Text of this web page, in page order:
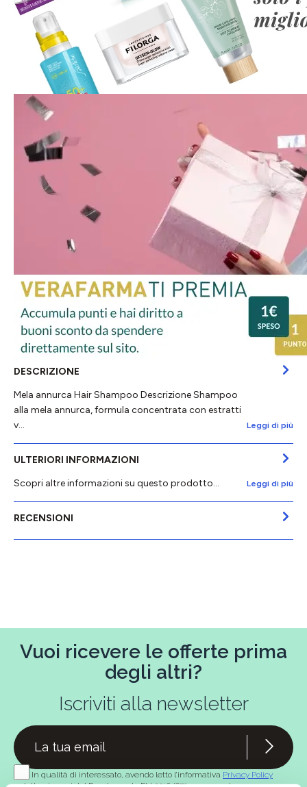
DESCRIZIONE
Mela annurca Hair Shampoo Descrizione Shampoo
alla mela annurca, formula concentrata con estratti
v…
Leggi di più
ULTERIORI INFORMAZIONI
Scopri altre informazioni su questo prodotto...
Leggi di più
RECENSIONI
Vuoi ricevere le offerte prima
degli altri?
Iscriviti alla newsletter
In qualità di interessato, avendo letto l’informativa Privacy Policy